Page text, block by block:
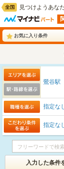
見つけようあな
お気に入り条件
鶯谷駅
指定な
指定な
入力した条件